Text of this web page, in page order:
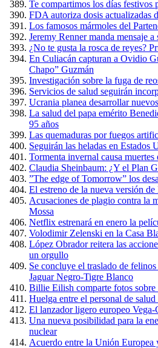
Te compartimos los días festivos
FDA autoriza dosis actualizadas
Los famosos mármoles del
Jeremy Renner manda mensaje a
¿No te gusta la rosca de reyes?
En Culiacán capturan a Ovidio
Chapo” Guzmán
Investigación sobre la fuga de
Servicios de salud seguirán
Ucrania planea desarrollar
La salud del papa emérito
95 años
Las quemaduras por fuegos
Seguirán las heladas en Estados
Tormenta invernal causa
Claudia Sheinbaum: ¿Y el Plan
”The edge of Tomorrow” los
El estreno de la nueva versión
Acusaciones de plagio contra la
Mossa
Netflix estrenará en enero la
Volodimir Zelenski en la Casa
López Obrador reitera las
un orgullo
Se concluye el traslado de
Jaguar Negro-Tigre Blanco
Billie Eilish comparte fotos sobre
Huelga entre el personal de
El lanzador ligero europeo Vega-
Una nueva posibilidad para la
nuclear
Acuerdo entre la Unión Europea